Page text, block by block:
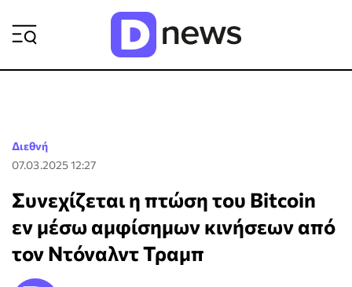
Διεθνή
07.03.2025 12:27
Συνεχίζεται η πτώση του Bitcoin
εν μέσω αμφίσημων κινήσεων από
τον Ντόναλντ Τραμπ